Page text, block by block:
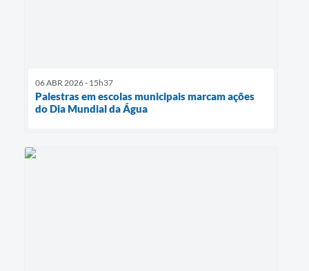
06 ABR 2026 - 15h37
Palestras em escolas municipais marcam ações
do Dia Mundial da Água